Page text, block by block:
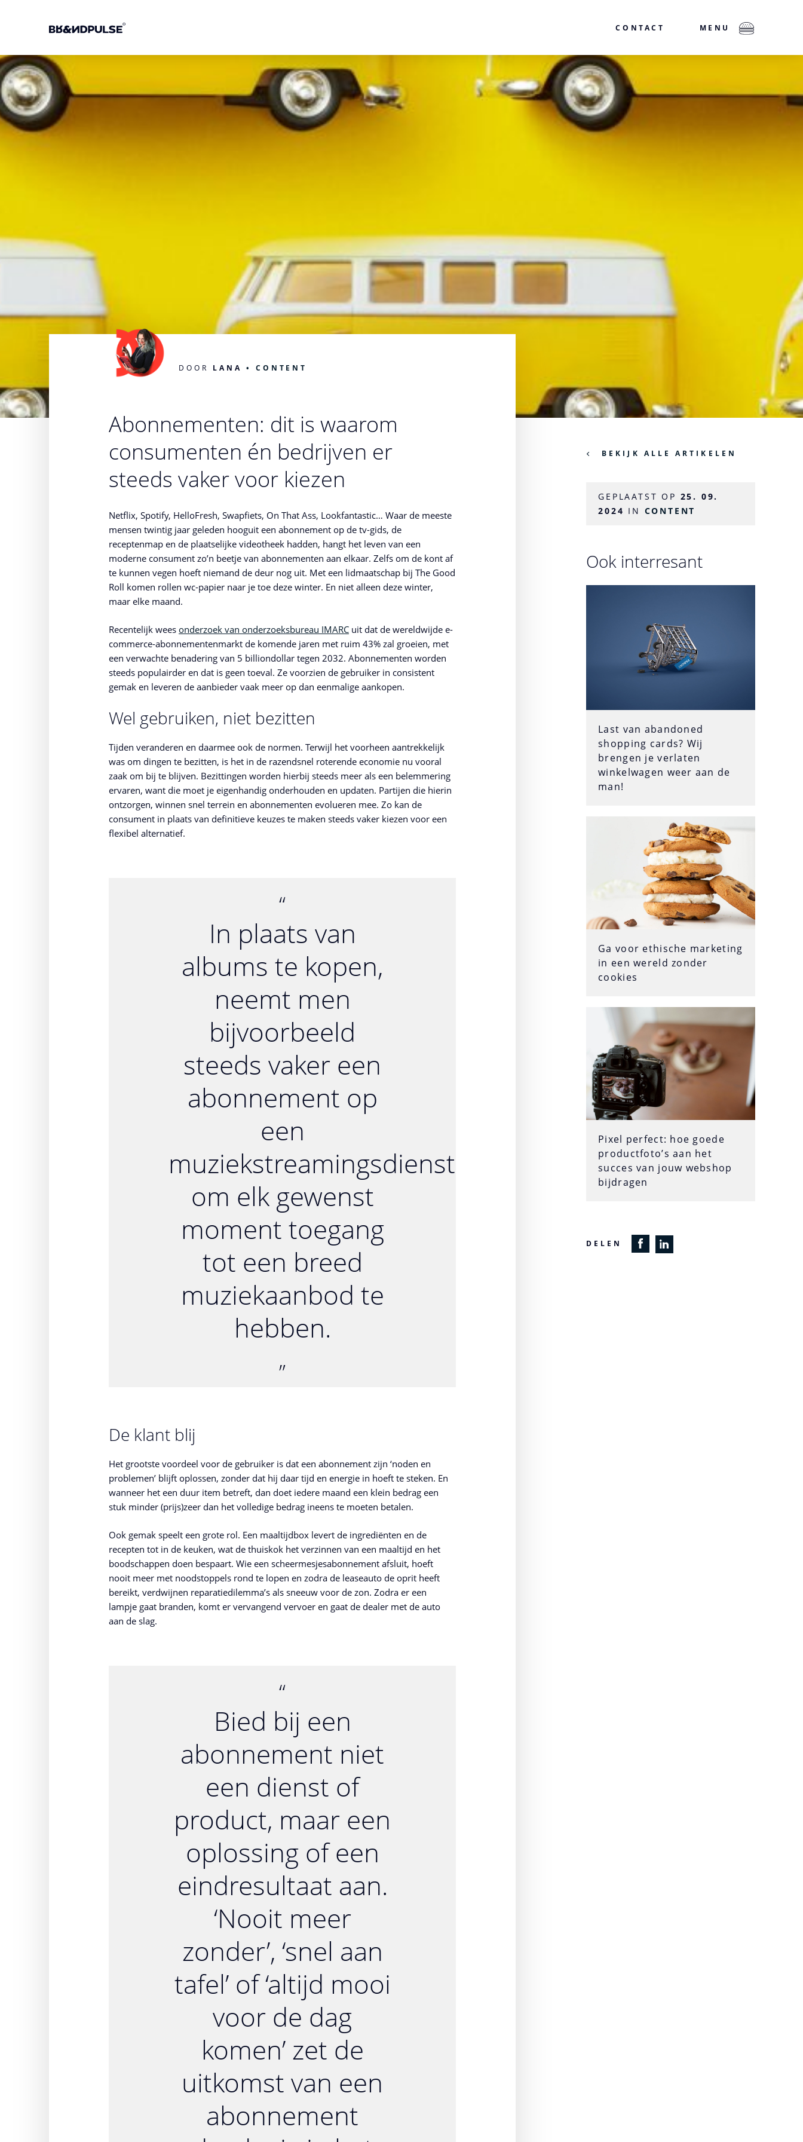
CONTACT MENU
DOOR LANA CONTENT
Abonnementen: dit is waarom
consumenten én bedrijven er
steeds vaker voor kiezen
Netflix, Spotify, HelloFresh, Swapfiets, On That Ass, Lookfantastic… Waar de meeste
mensen twintig jaar geleden hooguit een abonnement op de tv-gids, de
receptenmap en de plaatselijke videotheek hadden, hangt het leven van een
moderne consument zo’n beetje van abonnementen aan elkaar. Zelfs om de kont af
te kunnen vegen hoeft niemand de deur nog uit. Met een lidmaatschap bij The Good
Roll komen rollen wc-papier naar je toe deze winter. En niet alleen deze winter,
maar elke maand.
Recentelijk wees onderzoek van onderzoeksbureau IMARC uit dat de wereldwijde e-
commerce-abonnementenmarkt de komende jaren met ruim 43% zal groeien, met
een verwachte benadering van 5 billiondollar tegen 2032. Abonnementen worden
steeds populairder en dat is geen toeval. Ze voorzien de gebruiker in consistent
gemak en leveren de aanbieder vaak meer op dan eenmalige aankopen.
Wel gebruiken, niet bezitten
Tijden veranderen en daarmee ook de normen. Terwijl het voorheen aantrekkelijk
was om dingen te bezitten, is het in de razendsnel roterende economie nu vooral
zaak om bij te blijven. Bezittingen worden hierbij steeds meer als een belemmering
ervaren, want die moet je eigenhandig onderhouden en updaten. Partijen die hierin
ontzorgen, winnen snel terrein en abonnementen evolueren mee. Zo kan de
consument in plaats van definitieve keuzes te maken steeds vaker kiezen voor een
flexibel alternatief.
In plaats van
albums te kopen,
neemt men
bijvoorbeeld
steeds vaker een
abonnement op
een
muziekstreamingsdienst
om elk gewenst
moment toegang
tot een breed
muziekaanbod te
hebben.
De klant blij
Het grootste voordeel voor de gebruiker is dat een abonnement zijn ‘noden en
problemen’ blijft oplossen, zonder dat hij daar tijd en energie in hoeft te steken. En
wanneer het een duur item betreft, dan doet iedere maand een klein bedrag een
stuk minder (prijs)zeer dan het volledige bedrag ineens te moeten betalen.
Ook gemak speelt een grote rol. Een maaltijdbox levert de ingrediënten en de
recepten tot in de keuken, wat de thuiskok het verzinnen van een maaltijd en het
boodschappen doen bespaart. Wie een scheermesjesabonnement afsluit, hoeft
nooit meer met noodstoppels rond te lopen en zodra de leaseauto de oprit heeft
bereikt, verdwijnen reparatiedilemma’s als sneeuw voor de zon. Zodra er een
lampje gaat branden, komt er vervangend vervoer en gaat de dealer met de auto
aan de slag.
Bied bij een
abonnement niet
een dienst of
product, maar een
oplossing of een
eindresultaat aan.
‘Nooit meer
zonder’, ‘snel aan
tafel’ of ‘altijd mooi
voor de dag
komen’ zet de
uitkomst van een
abonnement
BEKIJK ALLE ARTIKELEN
GEPLAATST OP 25. 09.
2024 IN CONTENT
Ook interresant
Last van abandoned
shopping cards? Wij
brengen je verlaten
winkelwagen weer aan de
man!
Ga voor ethische marketing
in een wereld zonder
cookies
Pixel perfect: hoe goede
productfoto’s aan het
succes van jouw webshop
bijdragen
DELEN